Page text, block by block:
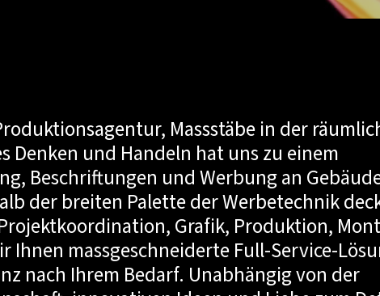
Massstäbe in der
und Handeln hat uns zu einem
Beschriftungen und Werbung an
der breiten Palette der Werbetechnik
Grafik, Produktion,
massgeschneiderte Full-Service-
nach Ihrem Bedarf. Unabhängig von der